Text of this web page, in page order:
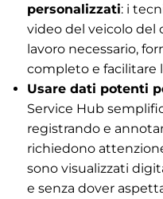
personalizzati: i
video del veicolo del
lavoro necessario,
completo e facilitare
Usare dati potenti
Service Hub
registrando e
richiedono
sono visualizzati
e senza dover